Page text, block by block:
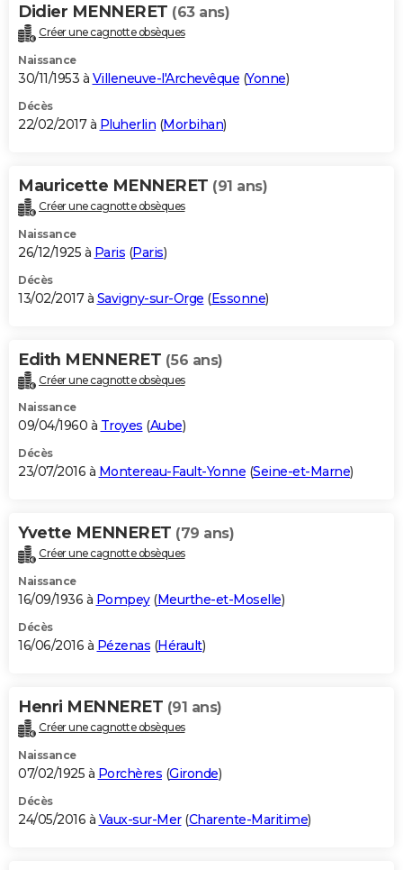
Didier MENNERET (63 ans)
Créer une cagnotte obsèques
Naissance
30/11/1953 à Villeneuve-l'Archevêque (Yonne)
Décès
22/02/2017 à Pluherlin (Morbihan)
Mauricette MENNERET (91 ans)
Créer une cagnotte obsèques
Naissance
26/12/1925 à Paris (Paris)
Décès
13/02/2017 à Savigny-sur-Orge (Essonne)
Edith MENNERET (56 ans)
Créer une cagnotte obsèques
Naissance
09/04/1960 à Troyes (Aube)
Décès
23/07/2016 à Montereau-Fault-Yonne (Seine-et-Marne)
Yvette MENNERET (79 ans)
Créer une cagnotte obsèques
Naissance
16/09/1936 à Pompey(Meurthe-et-Moselle)
Décès
16/06/2016 à Pézenas (Hérault)
Henri MENNERET (91 ans)
Créer une cagnotte obsèques
Naissance
07/02/1925 à Porchères (Gironde)
Décès
24/05/2016 à Vaux-sur-Mer(Charente-Maritime)